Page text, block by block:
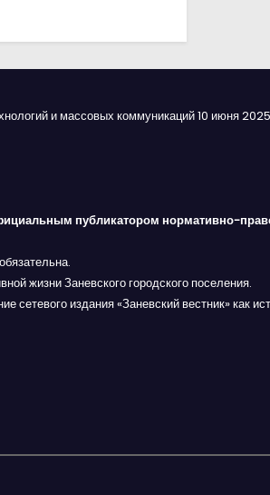
и массовых коммуникаций 10 июня
публикатором нормативно-
жизни Заневского городского поселения.
издания «Заневский вестник» как